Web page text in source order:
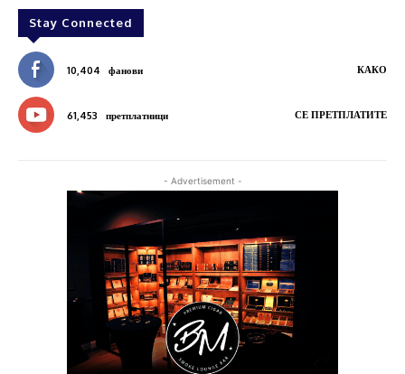
Stay Connected
10,404 фанови КАКО
61,453 претплатници СЕ ПРЕТПЛАТИТЕ
- Advertisement -